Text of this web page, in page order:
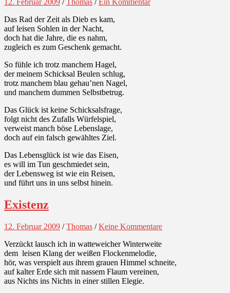
Das Rad der Zeit als Dieb es kam,
auf leisen Sohlen in der Nacht,
doch hat die Jahre, die es nahm,
zugleich es zum Geschenk gemacht.
So fühle ich trotz manchem Hagel,
der meinem Schicksal Beulen schlug,
trotz manchem blau gehau’nen Nagel,
und manchem dummen Selbstbetrug.
Das Glück ist keine Schicksalsfrage,
folgt nicht des Zufalls Würfelspiel,
verweist manch böse Lebenslage,
doch auf ein falsch gewähltes Ziel.
Das Lebensglück ist wie das Eisen,
es will im Tun geschmiedet sein,
der Lebensweg ist wie ein Reisen,
und führt uns in uns selbst hinein.
Existenz
12. Februar 2009 /Thomas /Keine Kommentare
Verzückt lausch ich in watteweicher Winterweite
dem leisen Klang der weißen Flockenmelodie,
hör, was verspielt aus ihrem grauen Himmel schneite,
auf kalter Erde sich mit nassem Flaum vereinen,
aus Nichts ins Nichts in einer stillen Elegie.